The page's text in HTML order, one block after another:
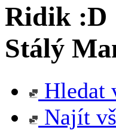
Ridik :D
Stálý
Hledat
Najít